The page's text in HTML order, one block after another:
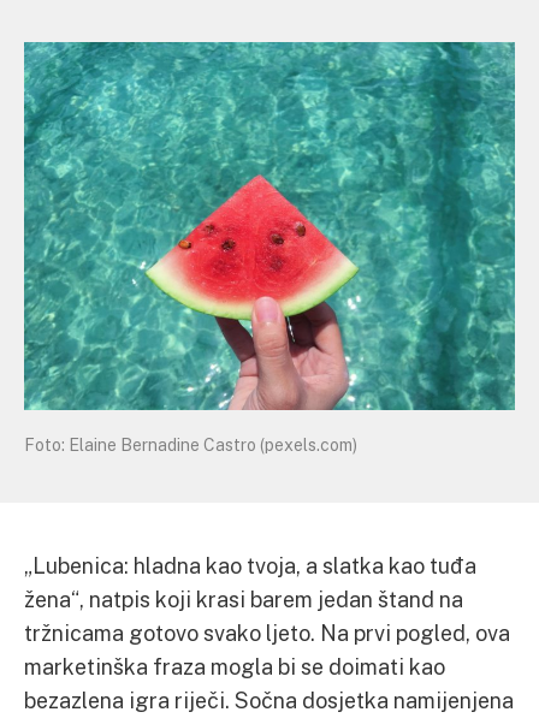
Foto: Elaine Bernadine Castro (pexels.com)
„Lubenica: hladna kao tvoja, a slatka kao tuđa
žena“, natpis koji krasi barem jedan štand na
tržnicama gotovo svako ljeto. Na prvi pogled, ova
marketinška fraza mogla bi se doimati kao
bezazlena igra riječi. Sočna dosjetka namijenjena